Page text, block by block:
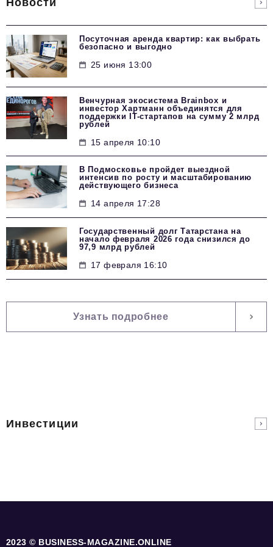
Посуточная аренда квартир: как выбрать
безопасно и выгодно
25 июня 13:00
Венчурная экосистема Brainbox и
инвестор Хартманн объединятся для
поддержки IT-стартапов на сумму 2 млрд
рублей
15 апреля 10:10
В Подмосковье пройдет выездной
интенсив по росту и масштабированию
действующего бизнеса
14 апреля 17:28
Государственный долг Татарстана на
начало февраля 2026 года снизился до
97,9 млрд рублей
17 февраля 16:10
Узнать подробнее
Инвестиции
2023 © BUSINESS-MAGAZINE.ONLINE